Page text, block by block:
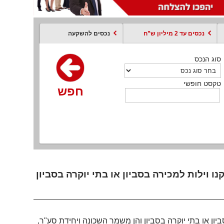
נכסים עד 2 מיליון ש”ח נכסים להשקעה
סוג הנכס
טקסט חופשי
חפש
סוג הנכס
טקסט חופשי
חפש
סוג הנכס
טקסט חופשי
חפש
סוג עסקה
טקסט חופשי
חפש חפש
סוג הנכס
חפש
טקסט חופשי
חפש
או בתי יוקרה בסביון והן משמר השכונה ויחידת סע"ר,